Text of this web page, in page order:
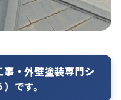
・外壁塗装専門シ
です。